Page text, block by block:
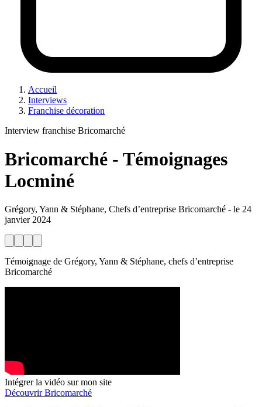
Accueil
Interviews
Franchise décoration
Interview franchise Bricomarché
Bricomarché - Témoignages
Locminé
Grégory, Yann & Stéphane, Chefs d’entreprise Bricomarché - le 24
janvier 2024
Témoignage de Grégory, Yann & Stéphane, chefs d’entreprise
Bricomarché
Intégrer la vidéo sur mon site
Découvrir Bricomarché